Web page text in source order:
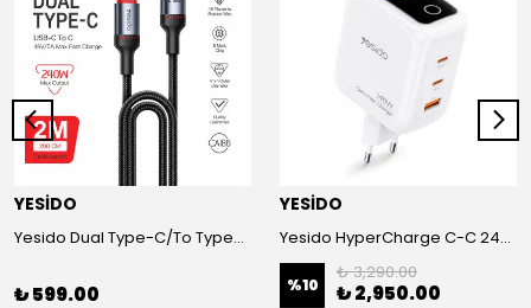
YESİDO
Yesido Dual Type-C/To Type-C 48V/5A Süper Hızlı Şarj ve Veri Kablo
₺ 599.00
YESİDO
Yesido HyperCharge C-C 240W akıllı adaptör
%10
₺ 3,290.00
₺ 2,950.00